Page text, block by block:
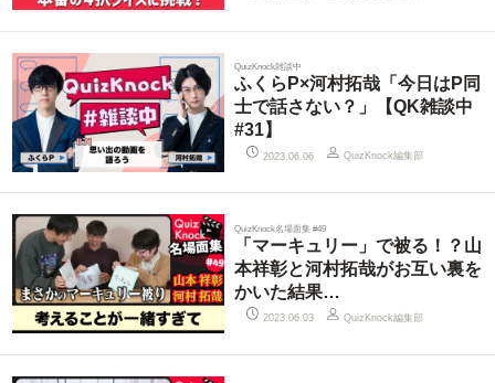
QuizKnock雑談中
ふくらP×河村拓哉「今日はP同
士で話さない？」【QK雑談中
#31】
2023.06.06 QuizKnock編集部
QuizKnock名場面集 #49
「マーキュリー」で被る！？山
本祥彰と河村拓哉がお互い裏を
かいた結果…
2023.06.03 QuizKnock編集部